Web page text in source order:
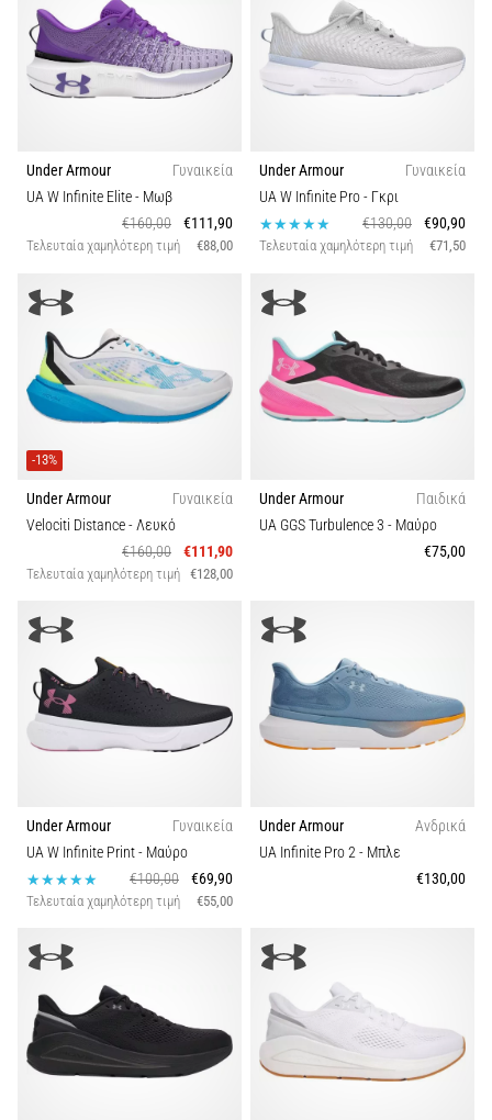
Under Armour
Γυναικεία
UA W Infinite Elite- Μωβ
€160,00
€111,90
Τελευταία χαμηλότερη τιμή €88,00
Under Armour
Γυναικεία
UA W Infinite Pro- Γκρι
€130,00
€90,90
Τελευταία χαμηλότερη τιμή €71,50
-13%
Under Armour
Γυναικεία
Velociti Distance- Λευκό
€160,00
€111,90
Τελευταία χαμηλότερη τιμή €128,00
Under Armour
Παιδικά
UA GGS Turbulence 3 - Μαύρο
€75,00
Under Armour
Γυναικεία
UA W Infinite Print- Μαύρο
€100,00
€69,90
Τελευταία χαμηλότερη τιμή €55,00
Under Armour
Ανδρικά
UA Infinite Pro 2- Μπλε
€130,00